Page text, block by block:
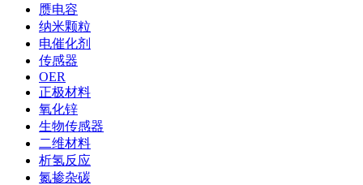
赝电容
纳米颗粒
电催化剂
传感器
OER
正极材料
氧化锌
生物传感器
二维材料
析氢反应
氮掺杂碳